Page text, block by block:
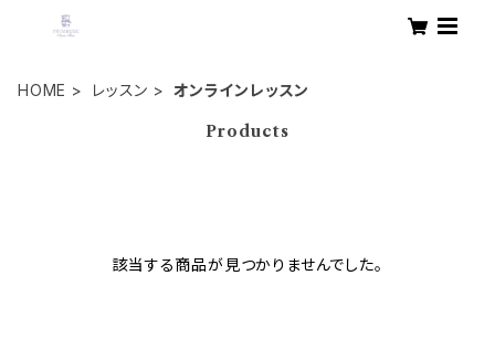
HOME レッスン オンラインレッスン
Products
該当する商品が見つかりませんでした。